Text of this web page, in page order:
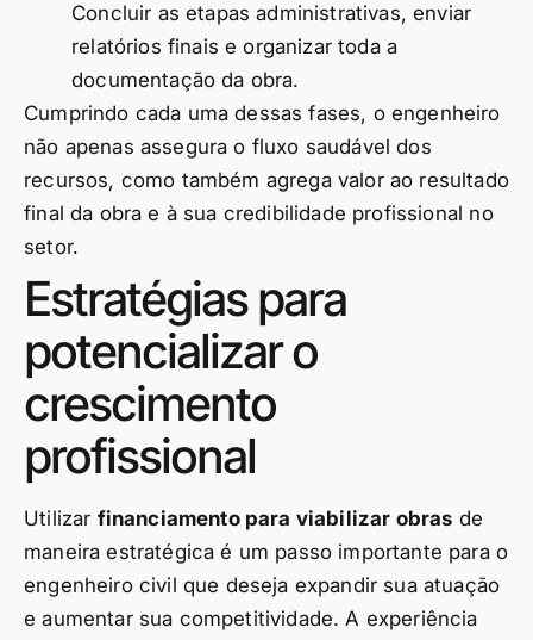
Concluir as etapas administrativas, enviar
relatórios finais e organizar toda a
documentação da obra.
Cumprindo cada uma dessas fases, o engenheiro
não apenas assegura o fluxo saudável dos
recursos, como também agrega valor ao resultado
final da obra e à sua credibilidade profissional no
setor.
Estratégias para
potencializar o
crescimento
profissional
Utilizar financiamento para viabilizar obras de
maneira estratégica é um passo importante para o
engenheiro civil que deseja expandir sua atuação
e aumentar sua competitividade. A experiência